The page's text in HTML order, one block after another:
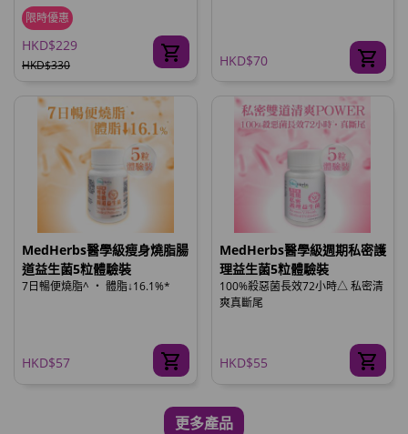
限時優惠
HKD$229
HKD$330 HKD$70
MedHerbs醫學級瘦身燒脂腸
道益生菌5粒體驗裝
7日暢便燒脂^ ‧ 體脂↓16.1%*
HKD$57
MedHerbs醫學級週期私密護
理益生菌5粒體驗裝
100%殺惡菌長效72小時△ 私密清
爽真斷尾
HKD$55
更多產品